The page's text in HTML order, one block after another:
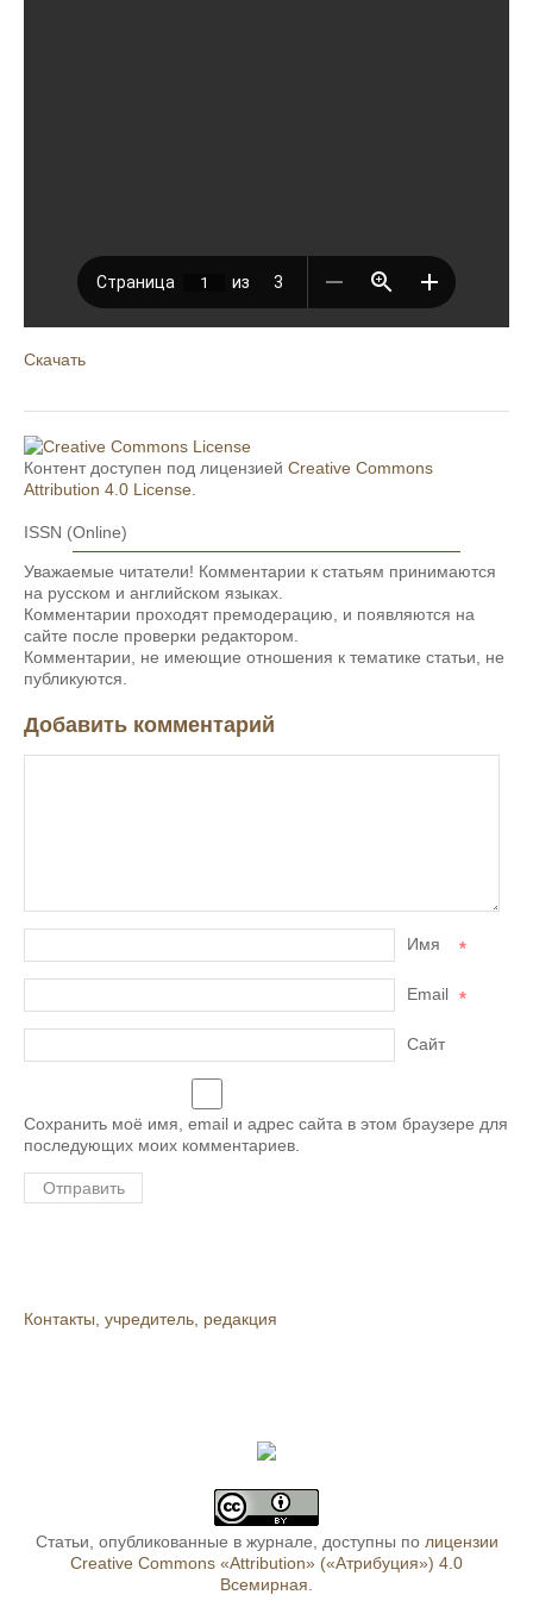
Скачать
Контент доступен под лицензией Creative Commons
Attribution 4.0 License.
ISSN (Online)
Уважаемые читатели! Комментарии к статьям принимаются
на русском и английском языках.
Комментарии проходят премодерацию, и появляются на
сайте после проверки редактором.
Комментарии, не имеющие отношения к тематике статьи, не
публикуются.
Добавить комментарий
Имя *
Email *
Сайт
Сохранить моё имя, email и адрес сайта в этом браузере для
последующих моих комментариев.
Контакты, учредитель, редакция
Статьи, опубликованные в журнале, доступны по лицензии
Creative Commons «Attribution» («Атрибуция») 4.0
Всемирная.